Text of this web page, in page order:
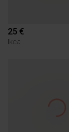
25 €
Ikea